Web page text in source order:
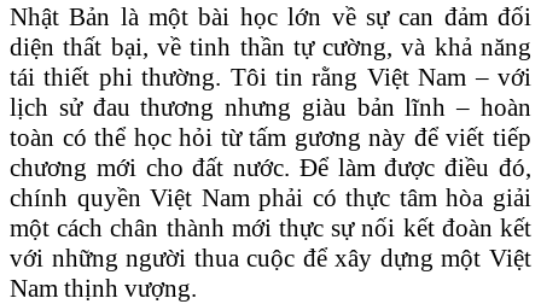
Nhật Bản là một bài học lớn về sự can đảm đối
diện thất bại, về tinh thần tự cường, và khả năng
tái thiết phi thường. Tôi tin rằng Việt Nam – với
lịch sử đau thương nhưng giàu bản lĩnh – hoàn
toàn có thể học hỏi từ tấm gương này để viết tiếp
chương mới cho đất nước. Để làm được điều đó,
chính quyền Việt Nam phải có thực tâm hòa giải
một cách chân thành mới thực sự nối kết đoàn kết
với những người thua cuộc để xây dựng một Việt
Nam thịnh vượng.